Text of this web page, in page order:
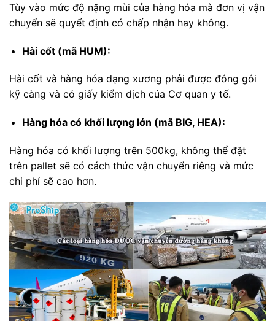
Tùy vào mức độ nặng mùi của hàng hóa mà đơn vị vận
chuyển sẽ quyết định có chấp nhận hay không.
Hài cốt (mã HUM):
Hài cốt và hàng hóa dạng xương phải được đóng gói
kỹ càng và có giấy kiểm dịch của Cơ quan y tế.
Hàng hóa có khối lượng lớn (mã BIG, HEA):
Hàng hóa có khối lượng trên 500kg, không thể đặt
trên pallet sẽ có cách thức vận chuyển riêng và mức
chi phí sẽ cao hơn.